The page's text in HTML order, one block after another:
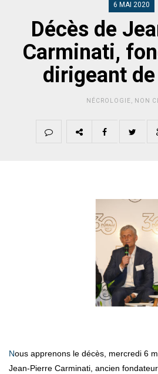
6 MAI 2020
Décès de
Carminati,
dirigeant
NÉCROLOGIE NON
Nous apprenons le décès, mercredi 6 mai, à l’âge de 63 ans, de
Jean-Pierre Carminati, ancien